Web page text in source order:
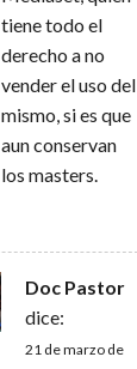
tiene todo el
derecho a no
vender el uso del
mismo, si es que
aun conservan
los masters.
Doc Pastor
dice:
21 de marzo de